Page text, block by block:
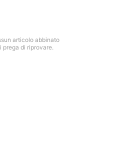
articolo abbinato
prega di riprovare.